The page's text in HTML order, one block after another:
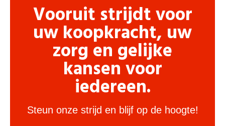
Vooruit strijdt voor
uw koopkracht, uw
zorg en gelijke
kansen voor
iedereen.
Steun onze strijd en blijf op de hoogte!